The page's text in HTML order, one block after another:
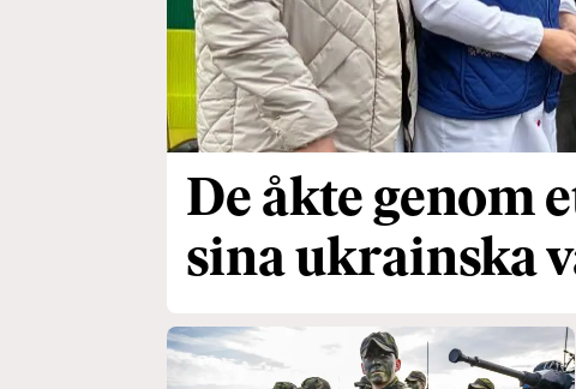
De åkte genom
sina ukrainska